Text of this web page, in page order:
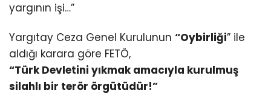
yargının işi…”
Yargıtay Ceza Genel Kurulunun “Oybirliği” ile
aldığı karara göre FETÖ,
“Türk Devletini yıkmak amacıyla kurulmuş
silahlı bir terör örgütüdür!”